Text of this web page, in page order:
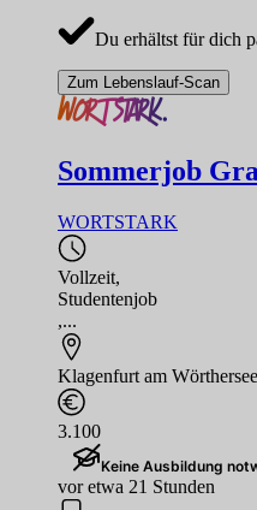
Du erhältst für dich
Zum Lebenslauf-Scan
Sommerjob
WORTSTARK
Vollzeit,
Studentenjob
,...
Klagenfurt am Wörthersee
3.100
Keine Ausbildung
vor etwa 21 Stunden